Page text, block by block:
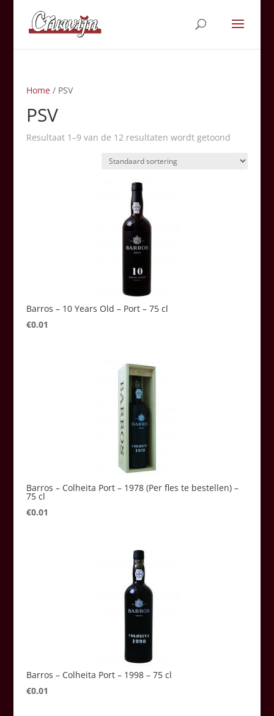
Home/ PSV
PSV
Resultaat 1–9 van de 12 resultaten wordt getoond
Barros – 10 Years Old – Port – 75 cl
€0.01
Barros – Colheita Port – 1978 (Per fles te bestellen) –
75 cl
€0.01
Barros – Colheita Port – 1998 – 75 cl
€0.01